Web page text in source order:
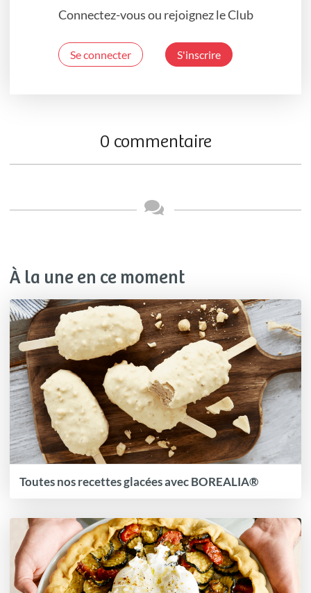
Connectez-vous ou rejoignez le Club
Se connecter S'inscrire
0 commentaire
À la une en ce moment
Toutes nos recettes glacées avec BOREALIA®